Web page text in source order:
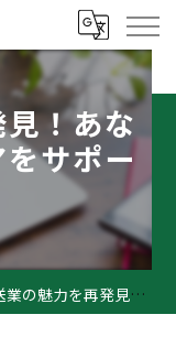
！あな
サポー
力を再発見！あなたの新たなキャリアをサポート